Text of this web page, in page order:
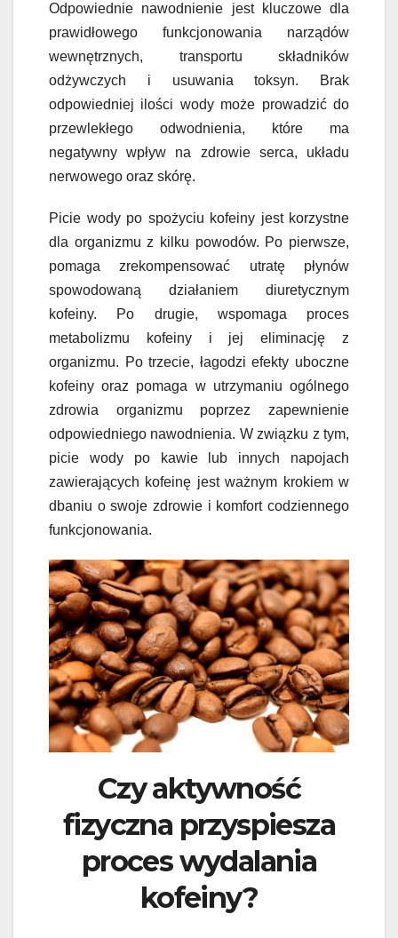
Odpowiednie nawodnienie jest kluczowe dla
prawidłowego funkcjonowania narządów
wewnętrznych, transportu składników
odżywczych i usuwania toksyn. Brak
odpowiedniej ilości wody może prowadzić do
przewlekłego odwodnienia, które ma
negatywny wpływ na zdrowie serca, układu
nerwowego oraz skórę.
Picie wody po spożyciu kofeiny jest korzystne
dla organizmu z kilku powodów. Po pierwsze,
pomaga zrekompensować utratę płynów
spowodowaną działaniem diuretycznym
kofeiny. Po drugie, wspomaga proces
metabolizmu kofeiny i jej eliminację z
organizmu. Po trzecie, łagodzi efekty uboczne
kofeiny oraz pomaga w utrzymaniu ogólnego
zdrowia organizmu poprzez zapewnienie
odpowiedniego nawodnienia. W związku z tym,
picie wody po kawie lub innych napojach
zawierających kofeinę jest ważnym krokiem w
dbaniu o swoje zdrowie i komfort codziennego
funkcjonowania.
Czy aktywność
fizyczna przyspiesza
proces wydalania
kofeiny?